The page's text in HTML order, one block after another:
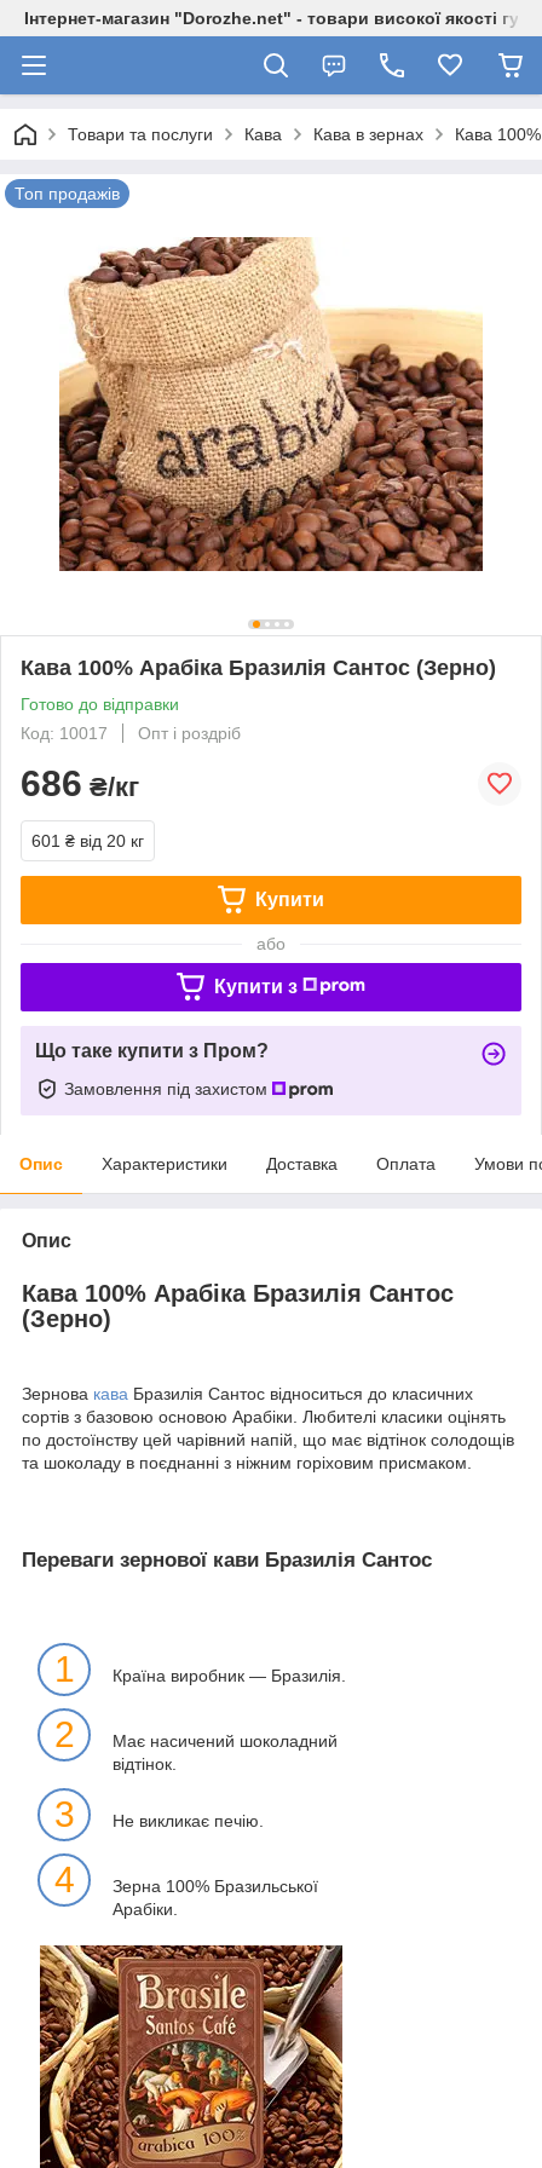
Інтернет-магазин "Dorozhe.net" - товари високої якості
Товари та послуги Кава Кава в зернах Кава
Топ продажів
Кава 100% Арабіка Бразилія Сантос (Зерно)
Готово до відправки
Код: 10017
Опт і роздріб
686 ₴/кг
601 ₴ від 20 кг
Купити
або
Купити з
Що таке купити з Пром?
Замовлення під захистом
Опис Характеристики Доставка Оплата Умови
Опис
Кава 100% Арабіка Бразилія Сантос
(Зерно)
Зернова кава Бразилія Сантос відноситься до класичних
сортів з базовою основою Арабіки. Любителі класики оцінять
по достоїнству цей чарівний напій, що має відтінок солодощів
та шоколаду в поєднанні з ніжним горіховим присмаком.
Переваги зернової кави Бразилія Сантос
1 Країна виробник — Бразилія.
2
Має насичений шоколадний
відтінок.
3 Не викликає печію.
4
Зерна 100% Бразильської
Арабіки.